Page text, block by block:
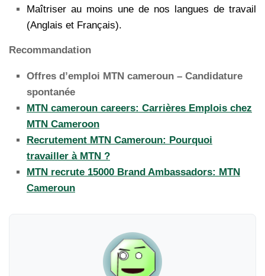
Maîtriser au moins une de nos langues de travail
(Anglais et Français).
Recommandation
Offres d’emploi MTN cameroun – Candidature
spontanée
MTN cameroun careers: Carrières Emplois chez
MTN Cameroon
Recrutement MTN Cameroun: Pourquoi
travailler à MTN ?
MTN recrute 15000 Brand Ambassadors: MTN
Cameroun